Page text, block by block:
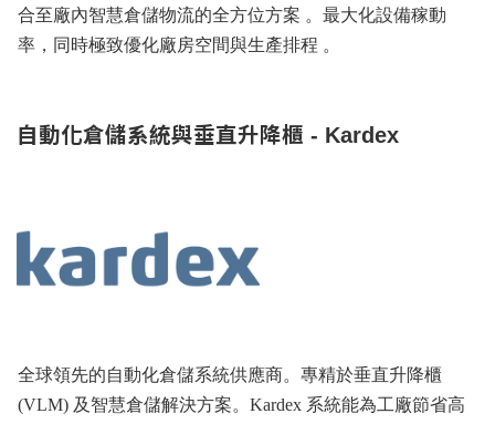
合至廠內智慧倉儲物流的全方位方案 。最大化設備稼動
率，同時極致優化廠房空間與生產排程 。
自動化倉儲系統與垂直升降櫃 - Kardex
全球領先的自動化倉儲系統供應商。專精於垂直升降櫃
(VLM) 及智慧倉儲解決方案。Kardex 系統能為工廠節省高